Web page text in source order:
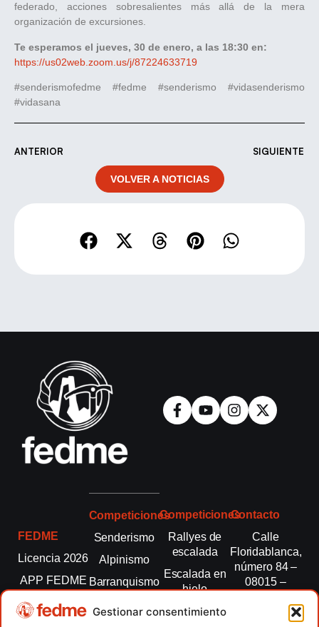
Gestionar consentimiento
federado, acciones sobresalientes más allá de la mera
organización de excursiones.
Te esperamos el jueves, 30 de enero, a las 18:30 en:
https://us02web.zoom.us/j/87224633719
#senderismofedme #fedme #senderismo #vidasenderismo
#vidasana
ANTERIOR SIGUIENTE
VOLVER A NOTICIAS
FEDME
Licencia 2026
APP FEDME
Transparencia
Competiciones
Senderismo
Alpinismo
Barranquismo
montaña
Competiciones
Rallyes de
escalada
Escalada en
hielo
Esquí de
Contacto
Calle
Floridablanca,
número 84 –
08015 –
fedme@fedme.es